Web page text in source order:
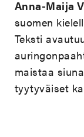
Anna-Maija
suomen
Teksti
maistaa
tyytyväiset